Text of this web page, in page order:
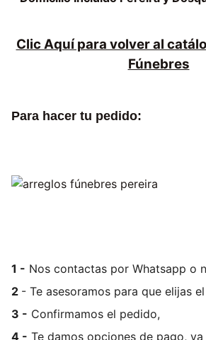
Clic Aquí para volver al
Fúnebres
Para hacer tu pedido:
1 - Nos contactas por Whatsapp o
2 - Te asesoramos para que elijas
3 - Confirmamos el pedido,
4 - Te damos opciones de pago, ya